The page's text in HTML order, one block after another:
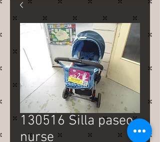
130516 Silla paseo
nurse